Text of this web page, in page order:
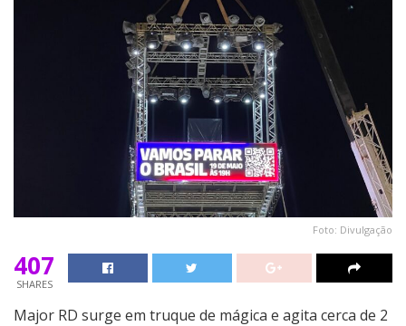
Foto: Divulgação
407
SHARES
Major RD surge em truque de mágica e agita cerca de 2